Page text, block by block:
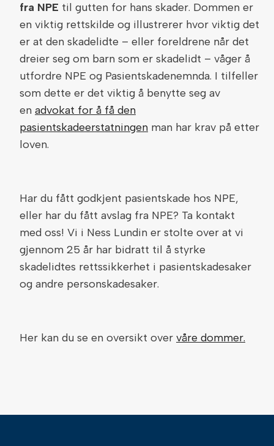
fra NPE til gutten for hans skader. Dommen er
en viktig rettskilde og illustrerer hvor viktig det
er at den skadelidte – eller foreldrene når det
dreier seg om barn som er skadelidt – våger å
utfordre NPE og Pasientskadenemnda. I tilfeller
som dette er det viktig å benytte seg av
en advokat for å få den
pasientskadeerstatningen man har krav på etter
loven.
Har du fått godkjent pasientskade hos NPE,
eller har du fått avslag fra NPE? Ta kontakt
med oss! Vi i Ness Lundin er stolte over at vi
gjennom 25 år har bidratt til å styrke
skadelidtes rettssikkerhet i pasientskadesaker
og andre personskadesaker.
Her kan du se en oversikt over våre dommer.